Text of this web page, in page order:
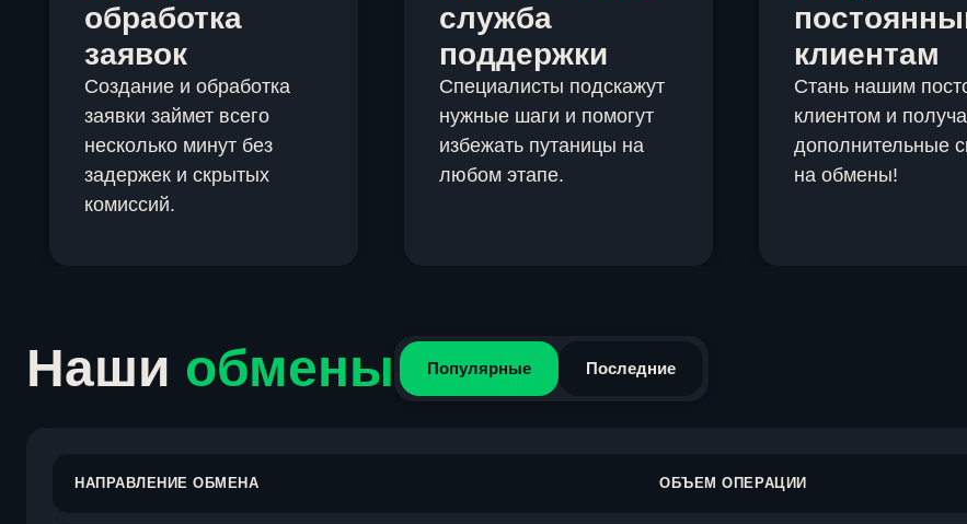
обработка
заявок
Создание и обработка
заявки займет всего
несколько минут без
задержек и скрытых
комиссий.
служба
поддержки
Специалисты подскажут
нужные шаги и помогут
избежать путаницы на
любом этапе.
клиентам
Стань нашим
клиентом и
дополнительные
на обмены!
Наши обмены Популярные Последние
НАПРАВЛЕНИЕ ОБМЕНА ОБЪЕМ ОПЕРАЦИИ